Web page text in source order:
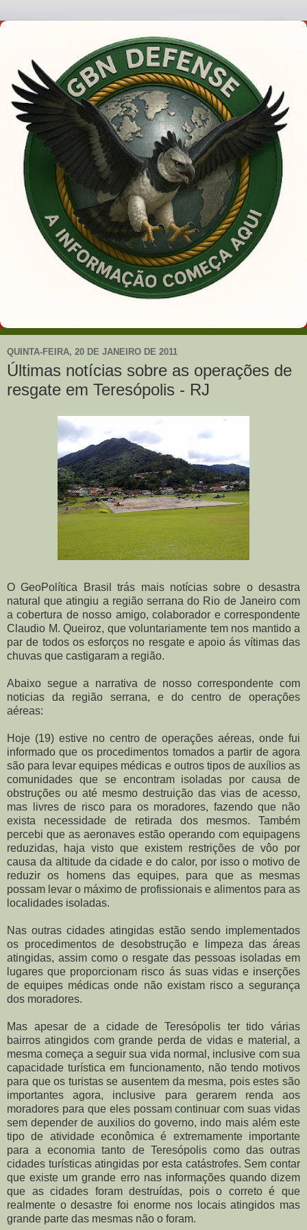
QUINTA-FEIRA, 20 DE JANEIRO DE 2011
Últimas notícias sobre as operações de
resgate em Teresópolis - RJ
O GeoPolítica Brasil trás mais notícias sobre o desastra
natural que atingiu a região serrana do Rio de Janeiro com
a cobertura de nosso amigo, colaborador e correspondente
Claudio M. Queiroz, que voluntariamente tem nos mantido a
par de todos os esforços no resgate e apoio ás vítimas das
chuvas que castigaram a região.
Abaixo segue a narrativa de nosso correspondente com
noticias da região serrana, e do centro de operações
aéreas:
Hoje (19) estive no centro de operações aéreas, onde fui
informado que os procedimentos tomados a partir de agora
são para levar equipes médicas e outros tipos de auxílios as
comunidades que se encontram isoladas por causa de
obstruções ou até mesmo destruição das vias de acesso,
mas livres de risco para os moradores, fazendo que não
exista necessidade de retirada dos mesmos. Também
percebi que as aeronaves estão operando com equipagens
reduzidas, haja visto que existem restrições de vôo por
causa da altitude da cidade e do calor, por isso o motivo de
reduzir os homens das equipes, para que as mesmas
possam levar o máximo de profissionais e alimentos para as
localidades isoladas.
Nas outras cidades atingidas estão sendo implementados
os procedimentos de desobstrução e limpeza das áreas
atingidas, assim como o resgate das pessoas isoladas em
lugares que proporcionam risco ás suas vidas e inserções
de equipes médicas onde não existam risco a segurança
dos moradores.
Mas apesar de a cidade de Teresópolis ter tido várias
bairros atingidos com grande perda de vidas e material, a
mesma começa a seguir sua vida normal, inclusive com sua
capacidade turística em funcionamento, não tendo motivos
para que os turistas se ausentem da mesma, pois estes são
importantes agora, inclusive para gerarem renda aos
moradores para que eles possam continuar com suas vidas
sem depender de auxilios do governo, indo mais além este
tipo de atividade econômica é extremamente importante
para a economia tanto de Teresópolis como das outras
cidades turísticas atingidas por esta catástrofes. Sem contar
que existe um grande erro nas informações quando dizem
que as cidades foram destruídas, pois o correto é que
realmente o desastre foi enorme nos locais atingidos mas
grande parte das mesmas não o foram.